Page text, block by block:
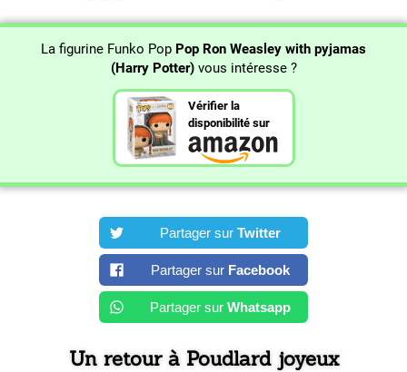
La figurine Funko Pop Pop Ron Weasley with pyjamas
(Harry Potter)vous intéresse ?
Vérifier la
disponibilité sur
Partager sur Twitter
Partager sur Facebook
Partager sur Whatsapp
Un retour à Poudlard joyeux